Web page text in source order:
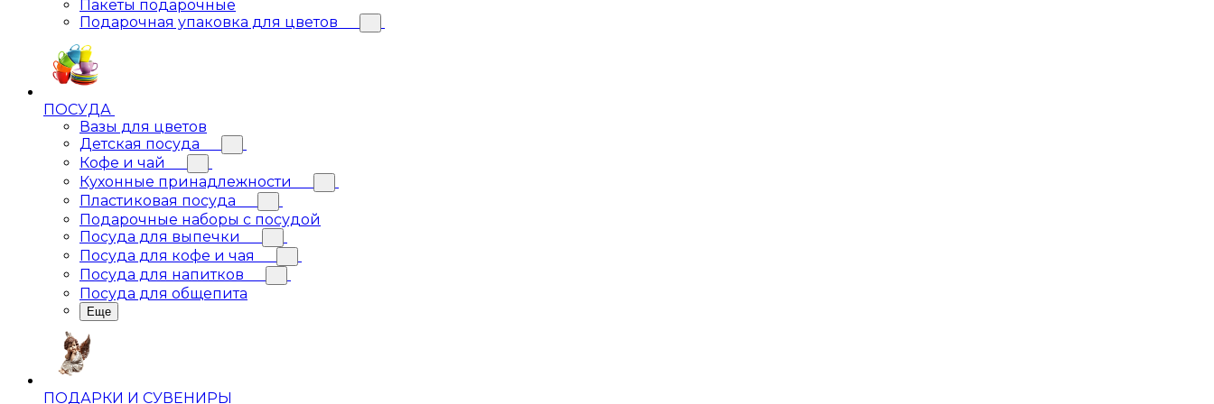
Пакеты подарочные
Подарочная упаковка для цветов
ПОСУДА
Вазы для цветов
Детская посуда
Кофе и чай
Кухонные принадлежности
Пластиковая посуда
Подарочные наборы с посудой
Посуда для выпечки
Посуда для кофе и чая
Посуда для напитков
Посуда для общепита
Еще
ПОДАРКИ И СУВЕНИРЫ